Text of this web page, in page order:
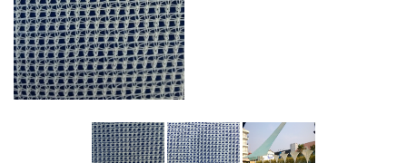
LƯỚI CHE NẮNG